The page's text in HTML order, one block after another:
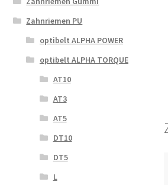
Zahnriemen PU
optibelt ALPHA POWER
optibelt ALPHA TORQUE
AT10
AT3
AT5
DT10
DT5
L